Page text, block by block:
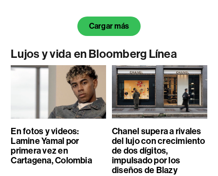
Cargar más
Lujos y vida en Bloomberg Línea
En fotos y videos:
Lamine Yamal por
primera vez en
Cartagena, Colombia
Chanel supera a rivales
del lujo con crecimiento
de dos dígitos,
impulsado por los
diseños de Blazy